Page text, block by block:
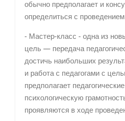
обычно предполагает и
определиться с
- Мастер-класс - одна из
цель — передача
достичь наибольших
и работа с педагогами с
предполагает
психологическую
проявляются в ходе